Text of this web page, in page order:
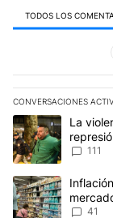
TODOS LOS
Todos los
CONVERSACIONES
Este listado
Un artículo de
La
111
Un artículo de
41